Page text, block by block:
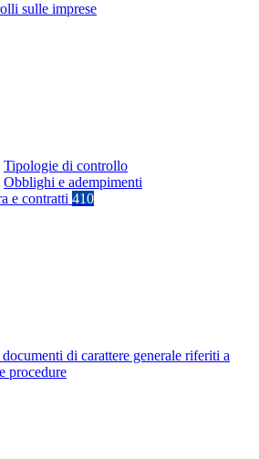
sulle imprese
Tipologie di controllo
Obblighi e adempimenti
e contratti 410
di carattere generale riferiti a
procedure